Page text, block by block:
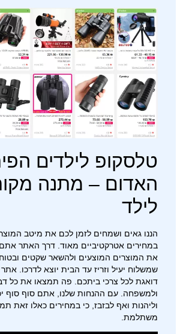
טלסקופ לילדים
האדום – מתנה
לילד
הננו גאים ושמחים לזמן לכם את מיטב
במחירים אטרקטיביים מאוד. דרך האתר אתם
את המוצרים המוצעים ולהשאר שקטים
שמשלוח יעיל וזריז עד הבית יוצא לדרכו.
דואגת לכל צרכי ביתכם. פה תמצאו את כל
ולמשפחה. עם ההנחות שלנו, אתם סוף סוף
וליהנות ואף לבזבז, כי במחירים כאלו זאת
משתלמת.